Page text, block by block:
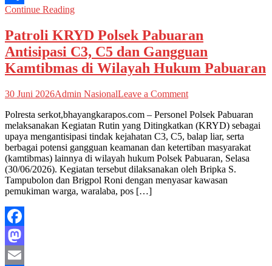
Share
Continue Reading
Patroli KRYD Polsek Pabuaran
Antisipasi C3, C5 dan Gangguan
Kamtibmas di Wilayah Hukum Pabuaran
30 Juni 2026Admin NasionalLeave a Commenton
KRYD
Polsek
Pabuaran
Antisipasi
C3,
C5
dan
Polresta serkot,bhayangkarapos.com – Personel Polsek Pabuaran
melaksanakan Kegiatan Rutin yang Ditingkatkan (KRYD) sebagai
upaya mengantisipasi tindak kejahatan C3, C5, balap liar, serta
berbagai potensi gangguan keamanan dan ketertiban masyarakat
(kamtibmas) lainnya di wilayah hukum Polsek Pabuaran, Selasa
(30/06/2026). Kegiatan tersebut dilaksanakan oleh Bripka S.
Tampubolon dan Brigpol Roni dengan menyasar kawasan
pemukiman warga, waralaba, pos […]
Facebook
Mastodon